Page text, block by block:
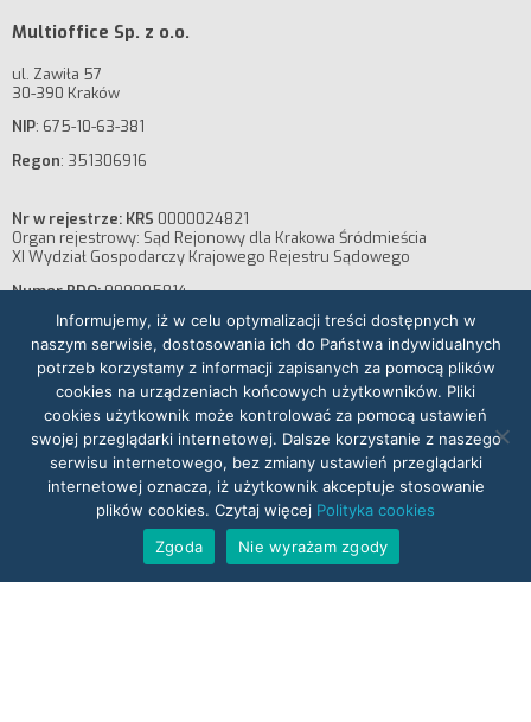
Multioffice Sp. z o.o.
ul. Zawiła 57
30-390 Kraków
NIP: 675-10-63-381
Regon: 351306916
Nr w rejestrze: KRS 0000024821
Organ rejestrowy: Sąd Rejonowy dla Krakowa Śródmieścia
XI Wydział Gospodarczy Krajowego Rejestru Sądowego
Numer BDO:000005814
Kapitał założycielski:60 700 PLN, opłacony w całości
Nr konta bankowego:
mBank SA 09114010810000541705001001
Bank Millenium S.A. 71116022020000000271861523
Informujemy, iż w celu optymalizacji treści dostępnych w
naszym serwisie, dostosowania ich do Państwa indywidualnych
potrzeb korzystamy z informacji zapisanych za pomocą plików
cookies na urządzeniach końcowych użytkowników. Pliki
cookies użytkownik może kontrolować za pomocą ustawień
swojej przeglądarki internetowej. Dalsze korzystanie z naszego
serwisu internetowego, bez zmiany ustawień przeglądarki
internetowej oznacza, iż użytkownik akceptuje stosowanie
plików cookies. Czytaj więcej Polityka cookies
Zgoda
Nie wyrażam zgody